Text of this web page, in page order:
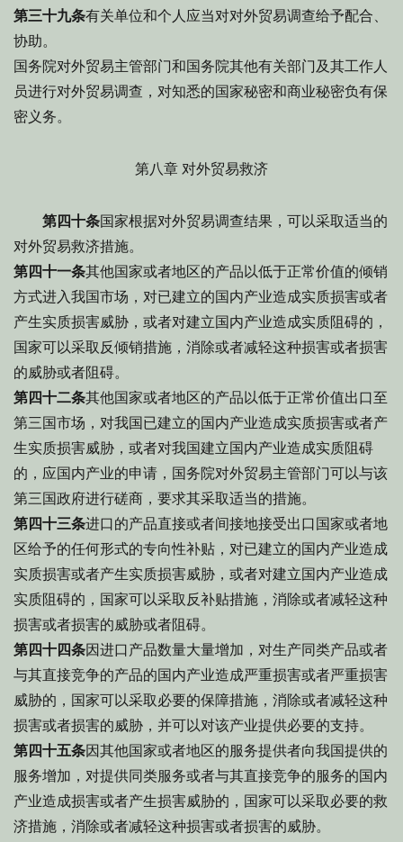
第三十九条有关单位和个人应当对对外贸易调查给予配合、
协助。
国务院对外贸易主管部门和国务院其他有关部门及其工作人
员进行对外贸易调查，对知悉的国家秘密和商业秘密负有保
密义务。
第八章 对外贸易救济
第四十条国家根据对外贸易调查结果，可以采取适当的
对外贸易救济措施。
第四十一条其他国家或者地区的产品以低于正常价值的倾销
方式进入我国市场，对已建立的国内产业造成实质损害或者
产生实质损害威胁，或者对建立国内产业造成实质阻碍的，
国家可以采取反倾销措施，消除或者减轻这种损害或者损害
的威胁或者阻碍。
第四十二条其他国家或者地区的产品以低于正常价值出口至
第三国市场，对我国已建立的国内产业造成实质损害或者产
生实质损害威胁，或者对我国建立国内产业造成实质阻碍
的，应国内产业的申请，国务院对外贸易主管部门可以与该
第三国政府进行磋商，要求其采取适当的措施。
第四十三条进口的产品直接或者间接地接受出口国家或者地
区给予的任何形式的专向性补贴，对已建立的国内产业造成
实质损害或者产生实质损害威胁，或者对建立国内产业造成
实质阻碍的，国家可以采取反补贴措施，消除或者减轻这种
损害或者损害的威胁或者阻碍。
第四十四条因进口产品数量大量增加，对生产同类产品或者
与其直接竞争的产品的国内产业造成严重损害或者严重损害
威胁的，国家可以采取必要的保障措施，消除或者减轻这种
损害或者损害的威胁，并可以对该产业提供必要的支持。
第四十五条因其他国家或者地区的服务提供者向我国提供的
服务增加，对提供同类服务或者与其直接竞争的服务的国内
产业造成损害或者产生损害威胁的，国家可以采取必要的救
济措施，消除或者减轻这种损害或者损害的威胁。